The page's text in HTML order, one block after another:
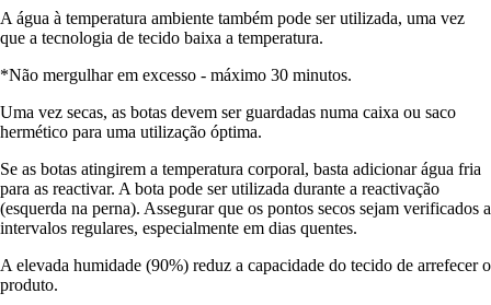
A água à temperatura ambiente também pode ser utilizada, uma vez
que a tecnologia de tecido baixa a temperatura.
*Não mergulhar em excesso - máximo 30 minutos.
Uma vez secas, as botas devem ser guardadas numa caixa ou saco
hermético para uma utilização óptima.
Se as botas atingirem a temperatura corporal, basta adicionar água fria
para as reactivar. A bota pode ser utilizada durante a reactivação
(esquerda na perna). Assegurar que os pontos secos sejam verificados a
intervalos regulares, especialmente em dias quentes.
A elevada humidade (90%) reduz a capacidade do tecido de arrefecer o
produto.